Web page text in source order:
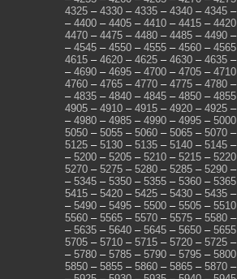
4325 – 4330 – 4335 – 4340 – 4345 –
– 4400 – 4405 – 4410 – 4415 – 4420
4470 – 4475 – 4480 – 4485 – 4490 –
– 4545 – 4550 – 4555 – 4560 – 4565
4615 – 4620 – 4625 – 4630 – 4635 –
– 4690 – 4695 – 4700 – 4705 – 4710
4760 – 4765 – 4770 – 4775 – 4780 –
– 4835 – 4840 – 4845 – 4850 – 4855
4905 – 4910 – 4915 – 4920 – 4925 –
– 4980 – 4985 – 4990 – 4995 – 5000
5050 – 5055 – 5060 – 5065 – 5070 –
5125 – 5130 – 5135 – 5140 – 5145 –
– 5200 – 5205 – 5210 – 5215 – 5220
5270 – 5275 – 5280 – 5285 – 5290 –
– 5345 – 5350 – 5355 – 5360 – 5365
5415 – 5420 – 5425 – 5430 – 5435 –
– 5490 – 5495 – 5500 – 5505 – 5510
5560 – 5565 – 5570 – 5575 – 5580 –
– 5635 – 5640 – 5645 – 5650 – 5655
5705 – 5710 – 5715 – 5720 – 5725 –
– 5780 – 5785 – 5790 – 5795 – 5800
5850 – 5855 – 5860 – 5865 – 5870 –